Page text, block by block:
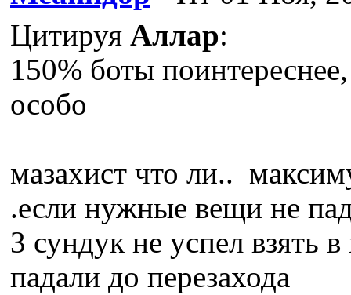
Цитируя Аллар:
150% боты
особо
мазахист что ли..
.если нужные вещи не
3 сундук не успел взять
падали до перезахода